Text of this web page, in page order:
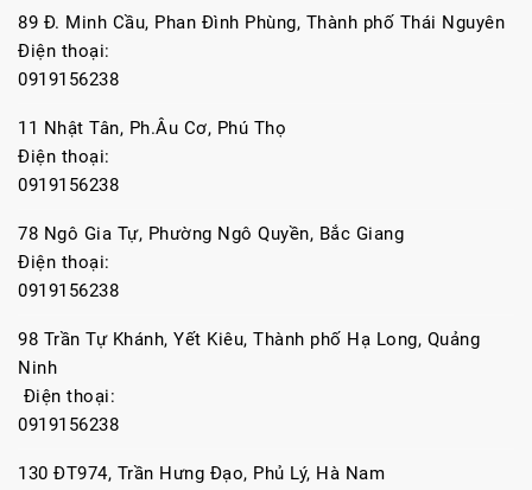
89 Đ. Minh Cầu, Phan Đình Phùng, Thành phố Thái Nguyên
Điện thoại:
0919156238
11 Nhật Tân, Ph.Âu Cơ, Phú Thọ
Điện thoại:
0919156238
78 Ngô Gia Tự, Phường Ngô Quyền, Bắc Giang
Điện thoại:
0919156238
98 Trần Tự Khánh, Yết Kiêu, Thành phố Hạ Long, Quảng
Ninh
Điện thoại:
0919156238
130 ĐT974, Trần Hưng Đạo, Phủ Lý, Hà Nam